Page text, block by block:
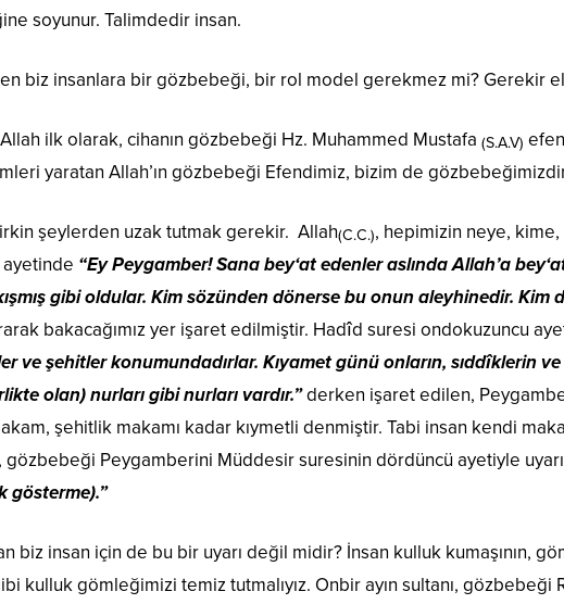
soyunur. Talimdedir insan.
biz insanlara bir gözbebeği, bir rol model gerekmez mi? Gerekir
ilk olarak, cihanın gözbebeği Hz. Muhammed Mustafa (S.A.V)
yaratan Allah’ın gözbebeği Efendimiz, bizim de
şeylerden uzak tutmak gerekir. Allah(C.C.), hepimizin neye,
“Ey Peygamber! Sana bey‘at edenler aslında Allah’a
gibi oldular. Kim sözünden dönerse bu onun aleyhinedir.
bakacağımız yer işaret edilmiştir. Hadîd suresi ondokuzuncu
ve şehitler konumundadırlar. Kıyamet günü onların, sıddîklerin
olan) nurları gibi nurları vardır.”derken işaret edilen,
şehitlik makamı kadar kıymetli denmiştir. Tabi insan kendi
Peygamberini Müddesir suresinin dördüncü ayetiyle
gösterme).”
biz insan için de bu bir uyarı değil midir? İnsan kulluk kumaşının,
kulluk gömleğimizi temiz tutmalıyız. Onbir ayın sultanı, gözbebeği